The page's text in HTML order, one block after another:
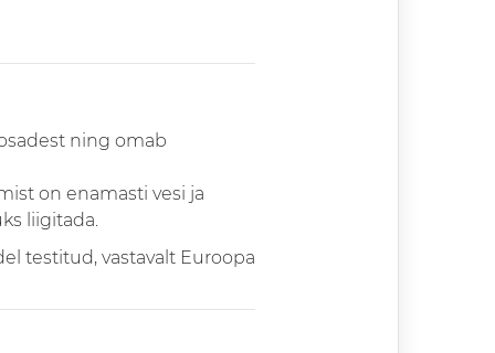
ning omab
on enamasti vesi ja
liigitada.
testitud, vastavalt Euroopa